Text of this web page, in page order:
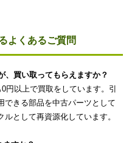
よくあるご質問
買い取ってもらえますか？
以上で買取をしています。引
できる部品を中古パーツとして
として再資源化しています。